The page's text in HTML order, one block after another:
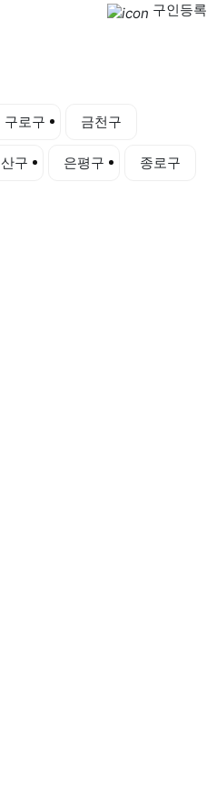
구인등록
구로구 금천구
구 은평구 종로구